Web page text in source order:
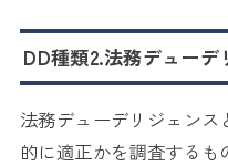
DD種類2.法務デューデ
法務デューデリジェン
的に適正かを調査するも